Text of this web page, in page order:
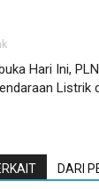
Hari Ini,
Listrik
DARI